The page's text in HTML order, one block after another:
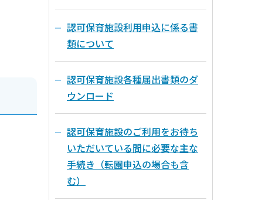
認可保育施設利用申込に係る書
類について
認可保育施設各種届出書類のダ
ウンロード
認可保育施設のご利用をお待ち
いただいている間に必要な主な
手続き（転園申込の場合も含
む）